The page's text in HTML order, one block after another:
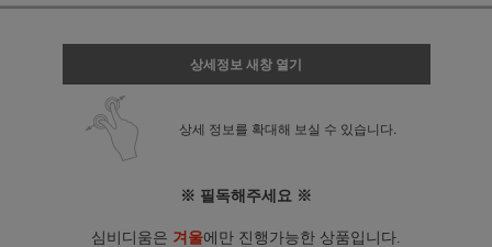
상세정보 새창 열기
상세 정보를 확대해 보실 수 있습니다.
※ 필독해주세요 ※
심비디움은 겨울에만 진행가능한 상품입니다.